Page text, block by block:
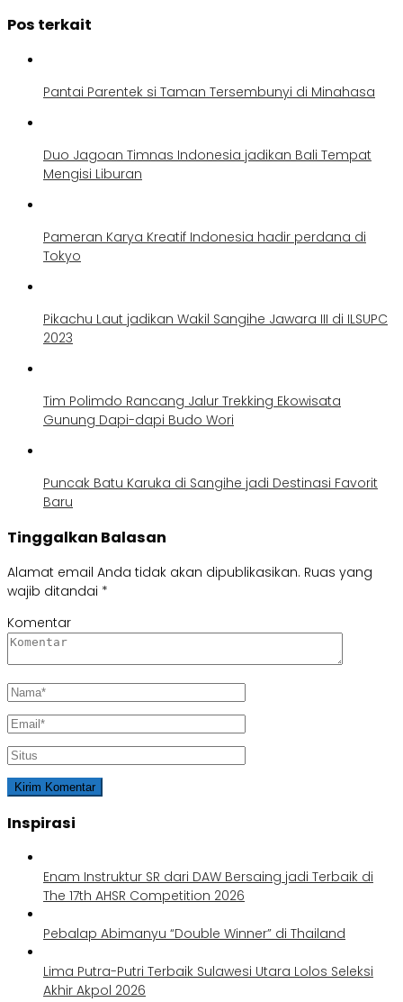
Pos terkait
Pantai Parentek si Taman Tersembunyi di Minahasa
Duo Jagoan Timnas Indonesia jadikan Bali Tempat
Mengisi Liburan
Pameran Karya Kreatif Indonesia hadir perdana di
Tokyo
Pikachu Laut jadikan Wakil Sangihe Jawara III di ILSUPC
2023
Tim Polimdo Rancang Jalur Trekking Ekowisata
Gunung Dapi-dapi Budo Wori
Puncak Batu Karuka di Sangihe jadi Destinasi Favorit
Baru
Tinggalkan Balasan
Alamat email Anda tidak akan dipublikasikan. Ruas yang
wajib ditandai *
Komentar
Inspirasi
Enam Instruktur SR dari DAW Bersaing jadi Terbaik di
The 17th AHSR Competition 2026
Pebalap Abimanyu “Double Winner” di Thailand
Lima Putra-Putri Terbaik Sulawesi Utara Lolos Seleksi
Akhir Akpol 2026